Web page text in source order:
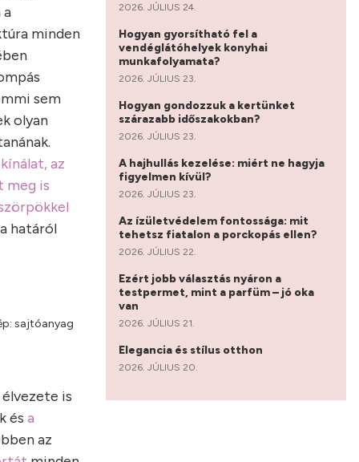
a
minden
sem
olyan
az
is
határól
sajtóanyag
is
ésa
az
2026. JÚLIUS 24.
Hogyan gyorsítható fel a
vendéglátóhelyek konyhai
munkafolyamata?
2026. JÚLIUS 23.
Hogyan gondozzuk a kertünket
szárazabb időszakokban?
2026. JÚLIUS 23.
A hajhullás kezelése: miért ne hagyja
figyelmen kívül?
2026. JÚLIUS 23.
Az ízületvédelem fontossága: mit
tehetsz fiatalon a porckopás ellen?
2026. JÚLIUS 22.
Ezért jobb választás nyáron a
testpermet, mint a parfüm – jó oka
van
2026. JÚLIUS 21.
Elegancia és stílus otthon
2026. JÚLIUS 20.